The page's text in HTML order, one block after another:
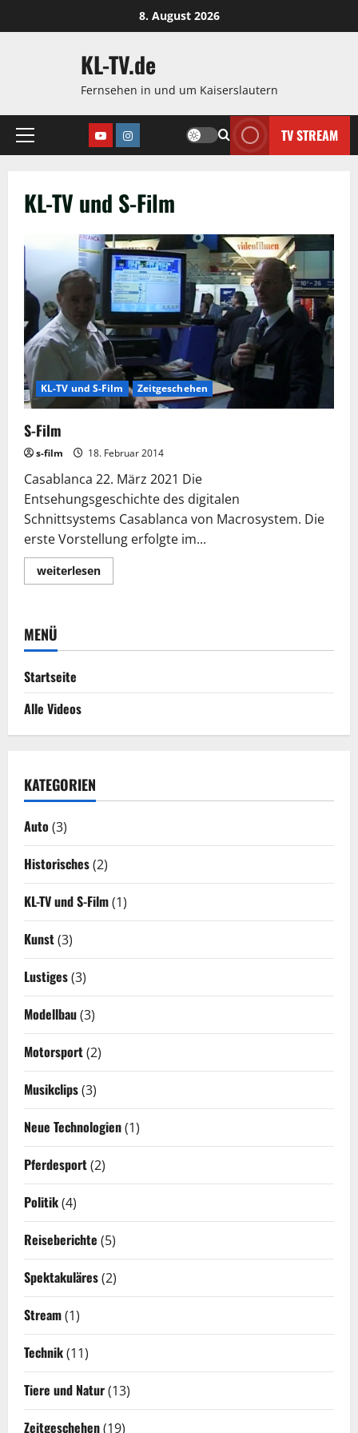
Inhalt
8. August 2026
KL-TV.de
Fernsehen in und um Kaiserslautern
Hauptmenü
YoutubeInstagram TV STREAM
KL-TV und S-Film
KL-TV und S-Film Zeitgeschehen
S-Film
s-film 18. Februar 2014
Casablanca 22. März 2021 Die
Entsehungsgeschichte des digitalen
Schnittsystems Casablanca von Macrosystem. Die
erste Vorstellung erfolgte im...
weiterlesenLesen
Sie
MENÜ
Startseite
Alle Videos
KATEGORIEN
Auto(3)
Historisches(2)
KL-TV und S-Film(1)
Kunst(3)
Lustiges(3)
Modellbau(3)
Motorsport(2)
Musikclips(3)
Neue Technologien(1)
Pferdesport(2)
Politik(4)
Reiseberichte (5)
Spektakuläres(2)
Stream(1)
Technik(11)
Tiere und Natur(13)
Zeitgeschehen(19)